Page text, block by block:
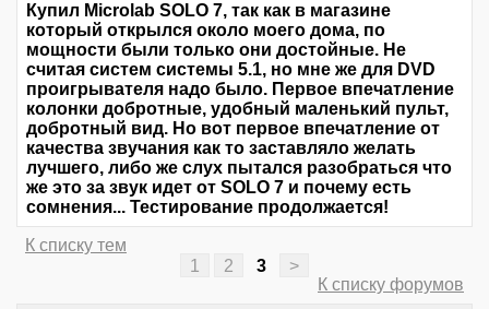
Купил Microlab SOLO 7, так как в магазине
который открылся около моего дома, по
мощности были только они достойные. Не
считая систем системы 5.1, но мне же для DVD
проигрывателя надо было. Первое впечатление
колонки добротные, удобный маленький пульт,
добротный вид. Но вот первое впечатление от
качества звучания как то заставляло желать
лучшего, либо же слух пытался разобраться что
же это за звук идет от SOLO 7 и почему есть
сомнения... Тестирование продолжается!
К списку тем
1
2 3
>
К списку форумов